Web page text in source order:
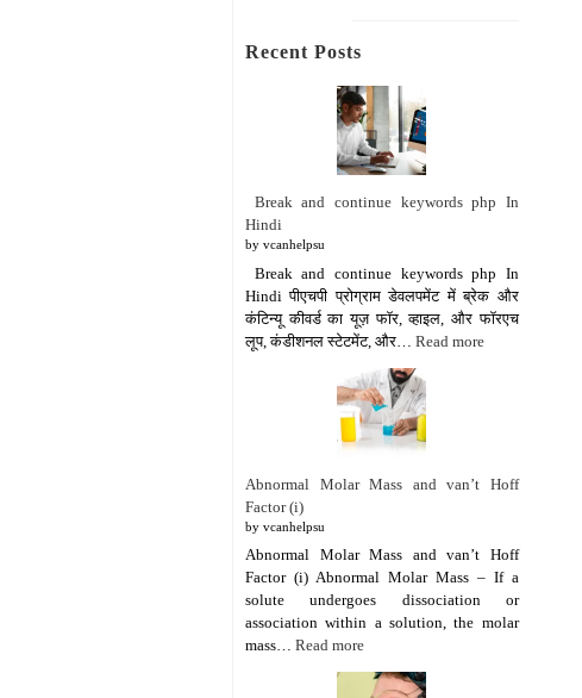
Recent Posts
Break and continue keywords php In
Hindi
by vcanhelpsu
Break and continue keywords php In
Hindi पीएचपी प्रोग्राम डेवलपमेंट में ब्रेक और
कंटिन्यू कीवर्ड का यूज़ फॉर, व्हाइल, और फॉरएच
लूप, कंडीशनल स्टेटमेंट, और… Read more
Abnormal Molar Mass and van’t Hoff
Factor (i)
by vcanhelpsu
Abnormal Molar Mass and van’t Hoff
Factor (i) Abnormal Molar Mass – If a
solute undergoes dissociation or
association within a solution, the molar
mass… Read more